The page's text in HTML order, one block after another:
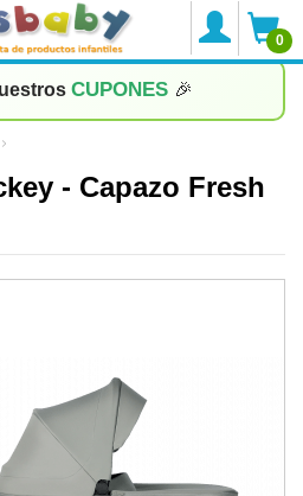
0
CUPONES 🎉
- Capazo Fresh